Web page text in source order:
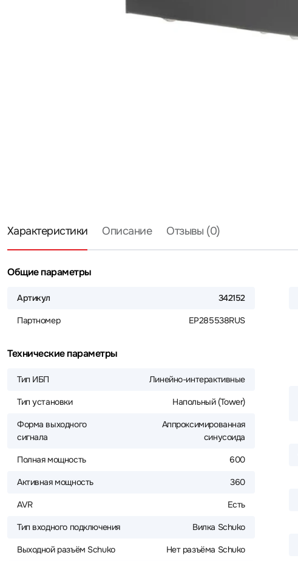
Характеристики Описание Отзывы (0)
Общие параметры
Артикул 342152
Партномер EP285538RUS
Технические параметры
Тип ИБП Линейно-интерактивные
Тип установки Напольный (Tower)
Форма выходного
сигнала
Аппроксимированная
синусоида
Полная мощность 600
Активная мощность 360
AVR Есть
Тип входного подключения Вилка Schuko
Выходной разъём Schuko Нет разъёма Schuko